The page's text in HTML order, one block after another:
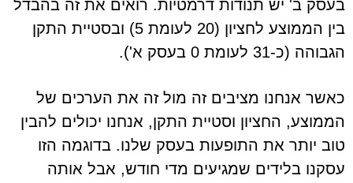
בעסק ב' יש תנודות דרמטיות. רואים את זה בהבדל
בין הממוצע לחציון (20 לעומת 5) ובסטיית התקן
הגבוהה (כ-31 לעומת 0 בעסק א').
כאשר אנחנו מציבים זה מול זה את הערכים של
הממוצע, החציון וסטיית התקן, אנחנו יכולים להבין
טוב יותר את התופעות בעסק שלנו. בדוגמה הזו
עסקנו בלידים שמגיעים מדי חודש, אבל אותה